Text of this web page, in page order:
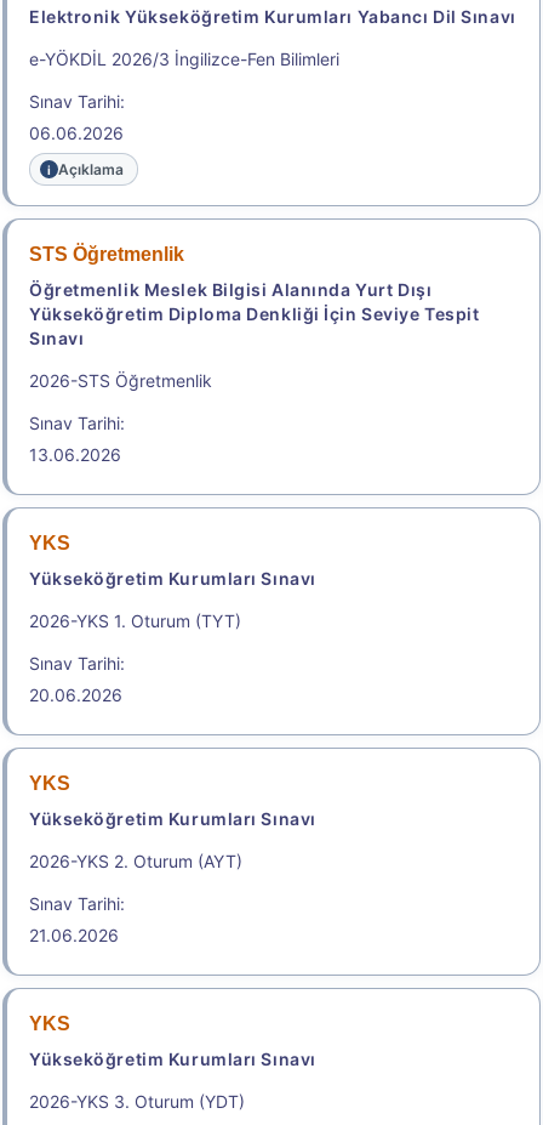
.2026-YÖKDİL/2
Yükseköğretim Kurumları Yabancı Dil Sınavı
Sonuç Tarihi: 26.08.2026
Sonuçlar
Başvuru Kılavuzu Aday Başvuru Formu
Aday İşlemleri Sistemi (AİS) Engelli Başvuru Kullanıcı
Başvuru Merkezleri
.2026-HMGS/2
Başvuru Yap
.2026-İYÖS
İdari Yargı Ön Sınavı
Geç Başvuru Tarihi: 26.08.2026 - 26.08.2026
Elektronik Yükseköğretim Kurumları Yabancı Dil Sınavı
e-YÖKDİL 2026/3 İngilizce-Fen Bilimleri
Sınav Tarihi:
06.06.2026
Açıklama
STS Öğretmenlik
Öğretmenlik Meslek Bilgisi Alanında Yurt Dışı
Yükseköğretim Diploma Denkliği İçin Seviye Tespit
Sınavı
2026-STS Öğretmenlik
Sınav Tarihi:
13.06.2026
YKS
Yükseköğretim Kurumları Sınavı
2026-YKS 1. Oturum (TYT)
Sınav Tarihi:
20.06.2026
YKS
Yükseköğretim Kurumları Sınavı
2026-YKS 2. Oturum (AYT)
Sınav Tarihi:
21.06.2026
YKS
Yükseköğretim Kurumları Sınavı
2026-YKS 3. Oturum (YDT)